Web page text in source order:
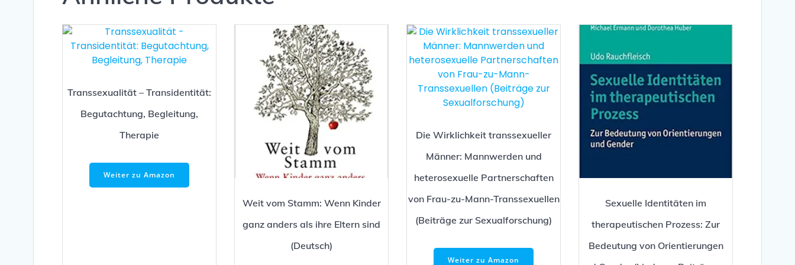
Transsexualität – Transidentität:
Begutachtung, Begleitung,
Therapie
Weiter zu Amazon
Weit vom Stamm: Wenn Kinder
ganz anders als ihre Eltern sind
(Deutsch)
Die Wirklichkeit transsexueller
Männer: Mannwerden und
heterosexuelle Partnerschaften
von Frau-zu-Mann-Transsexuellen
(Beiträge zur Sexualforschung)
Weiter zu Amazon
Sexuelle Identitäten im
therapeutischen Prozess: Zur
Bedeutung von Orientierungen